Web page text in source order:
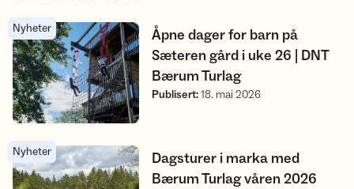
Åpne dager for barn på Sæteren gård i uke 26 | DNT Bærum
Nyheter
Publisert:18. mai 2026
Åpne dager for barn på
Sæteren gård i uke 26 | DNT
Bærum Turlag
Dagsturer i marka med Bærum Turlag våren 2026
Nyheter
Dagsturer i marka med
Bærum Turlag våren 2026